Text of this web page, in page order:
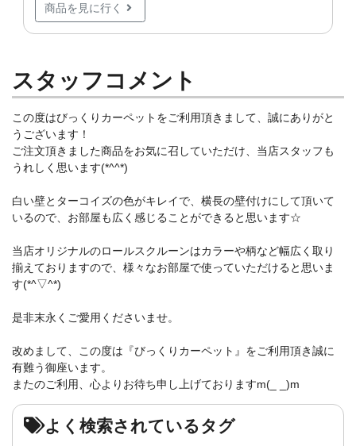
商品を見に行く
スタッフコメント
この度はびっくりカーペットをご利用頂きまして、誠にありがと
うございます！
ご注文頂きました商品をお気に召していただけ、当店スタッフも
うれしく思います(*^^*)
白い壁とターコイズの色がキレイで、横長の壁付けにして頂いて
いるので、お部屋も広く感じることができると思います☆
当店オリジナルのロールスクルーンはカラーや柄など幅広く取り
揃えておりますので、様々なお部屋で使っていただけると思いま
す(*^▽^*)
是非末永くご愛用くださいませ。
改めまして、この度は『びっくりカーペット』をご利用頂き誠に
有難う御座います。
またのご利用、心よりお待ち申し上げておりますm(_ _)m
よく検索されているタグ